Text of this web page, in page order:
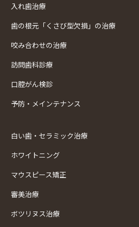
入れ歯治療
歯の根元「くさび型欠損」の治療
咬み合わせの治療
訪問歯科診療
口腔がん検診
予防・メインテナンス
白い歯・セラミック治療
ホワイトニング
マウスピース矯正
審美治療
ボツリヌス治療